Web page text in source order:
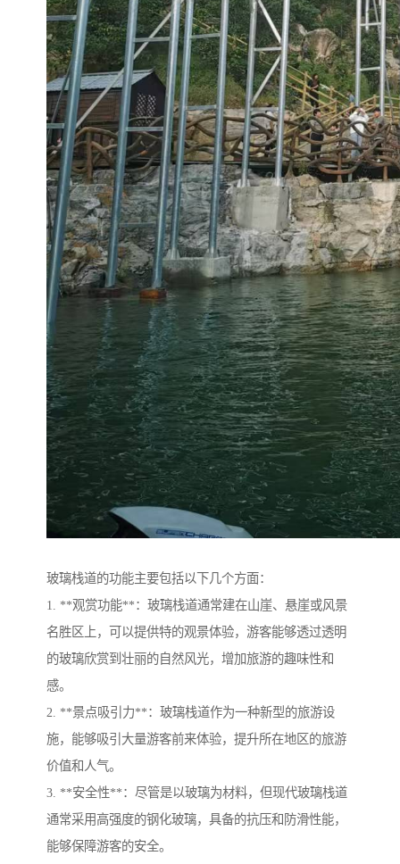
玻璃栈道的功能主要包括以下几个方面：
1. **观赏功能**：玻璃栈道通常建在山崖、悬崖或风景
名胜区上，可以提供特的观景体验，游客能够透过透明
的玻璃欣赏到壮丽的自然风光，增加旅游的趣味性和
感。
2. **景点吸引力**：玻璃栈道作为一种新型的旅游设
施，能够吸引大量游客前来体验，提升所在地区的旅游
价值和人气。
3. **安全性**：尽管是以玻璃为材料，但现代玻璃栈道
通常采用高强度的钢化玻璃，具备的抗压和防滑性能，
能够保障游客的安全。